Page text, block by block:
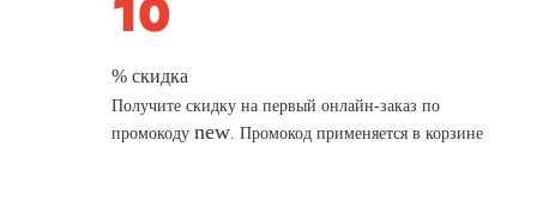
% скидка
Получите скидку на первый онлайн-заказ по
промокодуnew. Промокод применяется в корзине